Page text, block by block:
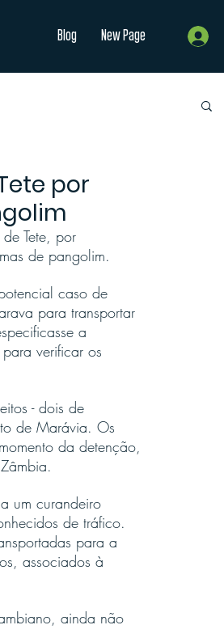
Blog New Page
por
Tete, por
de pangolim.
caso de
para transportar
a
verificar os
- dois de
de Marávia. Os
da detenção,
um curandeiro
de tráfico.
para a
associados à
ainda não